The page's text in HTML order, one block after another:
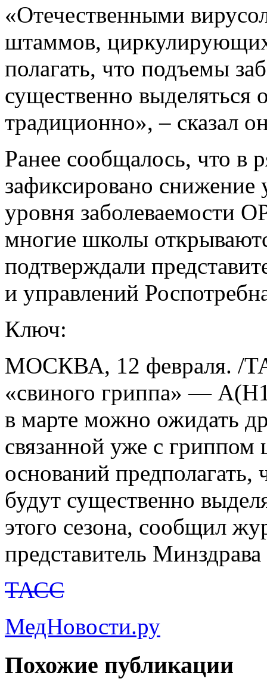
«Отечественными
штаммов,
полагать, что подъемы
существенно выделяться
традиционно», – сказал
Ранее сообщалось, что в
зафиксировано снижение
уровня заболеваемости
многие школы
подтверждали
и управлений
Ключ:
МОСКВА, 12 февраля. /
«свиного гриппа» —
в марте можно ожидать
связанной уже с
оснований предполагать,
будут существенно
этого сезона, сообщил
представитель
ТАСС
МедНовости.ру
Похожие публикации